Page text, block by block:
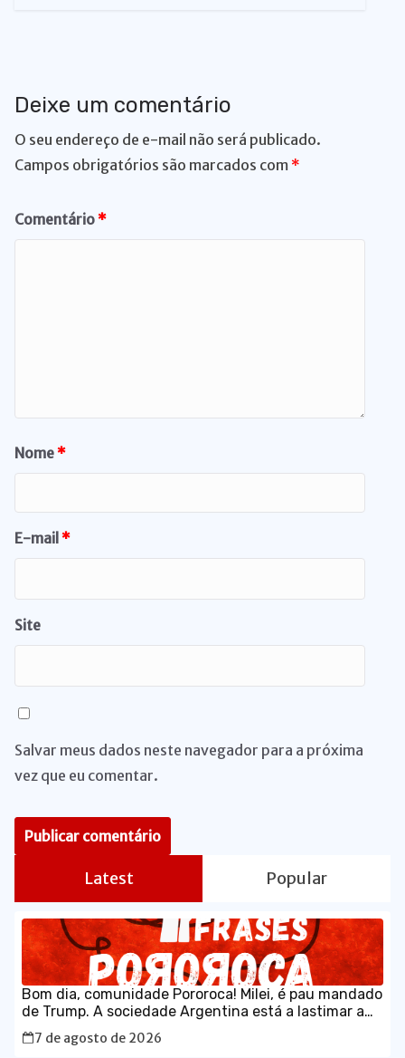
Deixe um comentário
O seu endereço de e-mail não será publicado.
Campos obrigatórios são marcados com *
Comentário*
Nome*
E-mail *
Site
Salvar meus dados neste navegador para a próxima
vez que eu comentar.
Latest Popular
Bom dia, comunidade Pororoca! Milei, é pau mandado
de Trump. A sociedade Argentina está a lastimar a
escolha que fez, sem saber que estava votando num
maluco sabujo dos EUA.
7 de agosto de 2026